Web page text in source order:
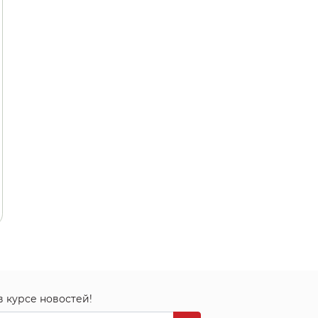
курсе новостей!